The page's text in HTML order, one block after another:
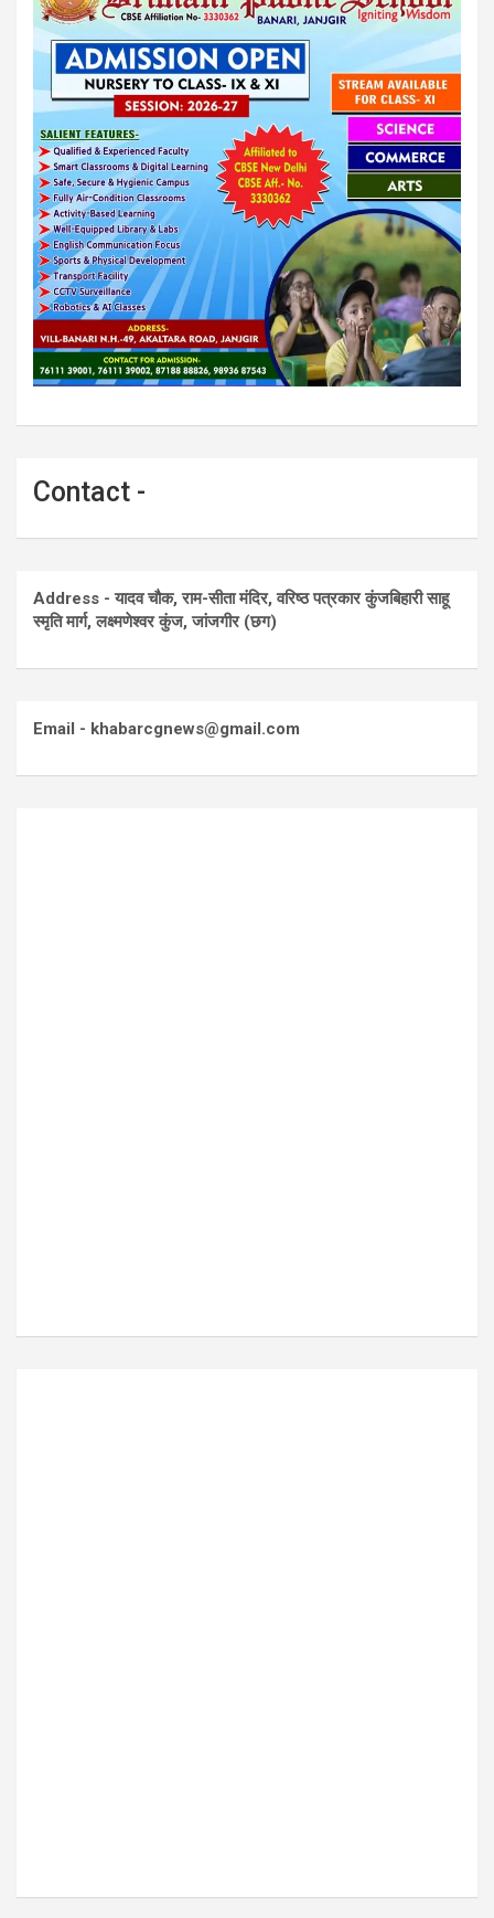
Contact -
Address - यादव चौक, राम-सीता मंदिर, वरिष्ठ पत्रकार कुंजबिहारी साहू
स्मृति मार्ग, लक्ष्मणेश्वर कुंज, जांजगीर (छग)
Email - khabarcgnews@gmail.com